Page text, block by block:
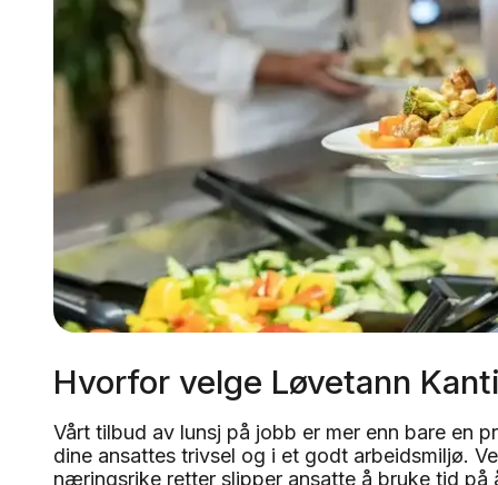
Hvorfor velge Løvetann
Vårt tilbud av lunsj på jobb er mer enn bare en
dine ansattes trivsel og i et godt arbeidsmiljø.
næringsrike retter slipper ansatte å bruke tid på